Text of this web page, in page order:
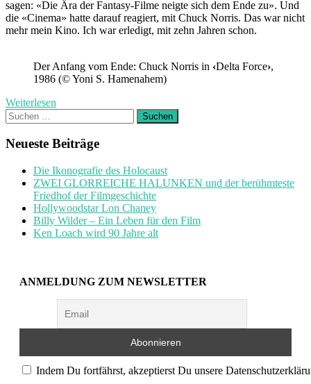
sagen: «Die Ära der Fantasy-Filme neigte sich dem Ende zu». Und
die «Cinema» hatte darauf reagiert, mit Chuck Norris. Das war nicht
mehr mein Kino. Ich war erledigt, mit zehn Jahren schon.
Der Anfang vom Ende: Chuck Norris in ‹Delta Force›,
1986 (© Yoni S. Hamenahem)
Weiterlesen
Suchen
nach:
Neueste Beiträge
Die Ikonografie des Holocaust
ZWEI GLORREICHE HALUNKEN und der berühmteste
Friedhof der Filmgeschichte
Hollywoodstar Lon Chaney
Billy Wilder – Ein Leben für den Film
Ken Loach wird 90 Jahre alt
ANMELDUNG ZUM NEWSLETTER
Indem Du fortfährst, akzeptierst Du unsere